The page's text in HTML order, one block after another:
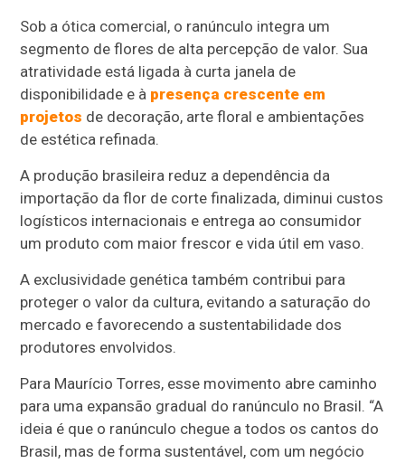
Sob a ótica comercial, o ranúnculo integra um
segmento de flores de alta percepção de valor. Sua
atratividade está ligada à curta janela de
disponibilidade e à presença crescente em
projetos de decoração, arte floral e ambientações
de estética refinada.
A produção brasileira reduz a dependência da
importação da flor de corte finalizada, diminui custos
logísticos internacionais e entrega ao consumidor
um produto com maior frescor e vida útil em vaso.
A exclusividade genética também contribui para
proteger o valor da cultura, evitando a saturação do
mercado e favorecendo a sustentabilidade dos
produtores envolvidos.
Para Maurício Torres, esse movimento abre caminho
para uma expansão gradual do ranúnculo no Brasil. “A
ideia é que o ranúnculo chegue a todos os cantos do
Brasil, mas de forma sustentável, com um negócio